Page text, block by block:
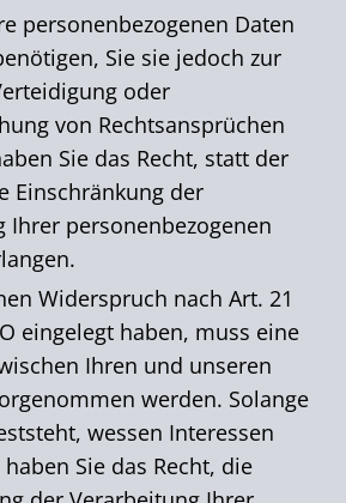
personenbezogenen Daten
Sie sie jedoch zur
oder
von Rechtsansprüchen
Sie das Recht, statt der
Einschränkung der
Ihrer personenbezogenen
Widerspruch nach Art. 21
eingelegt haben, muss eine
Ihren und unseren
werden. Solange
wessen Interessen
Sie das Recht, die